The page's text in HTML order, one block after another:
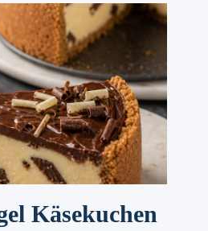
Käsekuchen